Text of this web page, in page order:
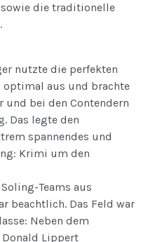
die traditionelle
nutzte die perfekten
optimal aus und brachte
und bei den Contendern
Das legte den
spannendes und
Krimi um den
Teams aus
beachtlich. Das Feld war
Neben dem
Lippert